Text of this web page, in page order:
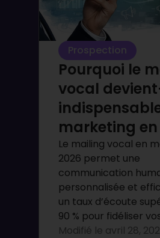
Prospection
Pourquoi le
vocal
marketing en
Le mailing vocal en
2026 permet une
communication
personnalisée et
un taux d’écoute
90 % pour fidéliser
Modifié le avril 28,